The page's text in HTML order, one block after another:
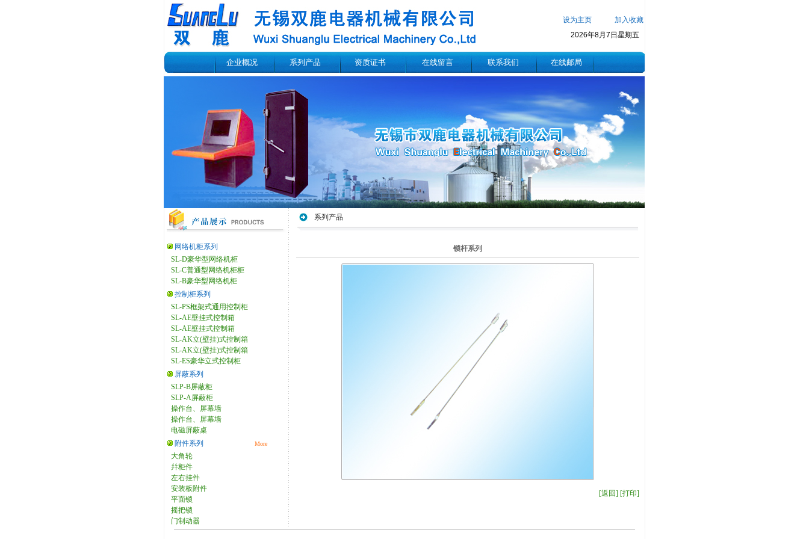
设为主页
加入收藏
2026年8月7日星期五
企业概况 系列产品 资质证书 在线留言 联系我们 在线邮局
网络机柜系列
SL-D豪华型网络机柜
SL-C普通型网络机柜柜
SL-B豪华型网络机柜
控制柜系列
SL-PS框架式通用控制柜
SL-AE壁挂式控制箱
SL-AE壁挂式控制箱
SL-AK立(壁挂)式控制箱
SL-AK立(壁挂)式控制箱
SL-ES豪华立式控制柜
屏蔽系列
SLP-B屏蔽柜
SLP-A屏蔽柜
操作台、屏幕墙
操作台、屏幕墙
电磁屏蔽桌
附件系列
More
大角轮
幷柜件
左右挂件
安装板附件
平面锁
摇把锁
门制动器
系列产品
锁杆系列
[返回] [打印]